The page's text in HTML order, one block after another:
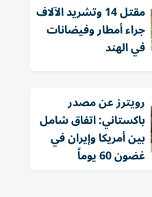
مقتل 14 وتشريد الآلاف
جراء أمطار وفيضانات
في الهند
‏رويترز عن مصدر
باكستاني: اتفاق شامل
بين أمريكا وإيران في
غضون 60 يوماً